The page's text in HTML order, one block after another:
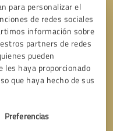
para personalizar el
de redes sociales
información sobre
partners de redes
pueden
les haya proporcionado
que haya hecho de sus
Preferencias